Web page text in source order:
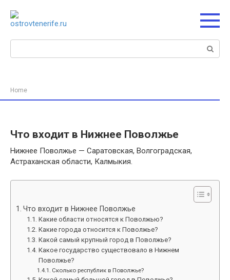
контенту
Поиск:
Home
Что входит в Нижнее Поволжье
Нижнее Поволжье — Саратовская, Волгоградская,
Астраханская области, Калмыкия.
Что входит в Нижнее Поволжье
Какие области относятся к Поволжью?
Какие города относится к Поволжье?
Какой самый крупный город в Поволжье?
Какое государство существовало в Нижнем
Поволжье?
Сколько республик в Поволжье?